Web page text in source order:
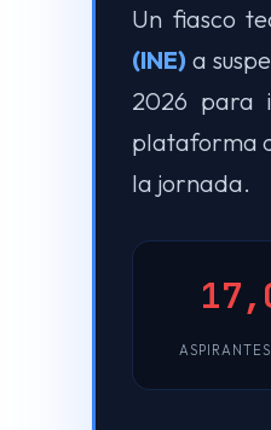
Un fiasco
(INE) a
2026 para
plataforma
la jornada.